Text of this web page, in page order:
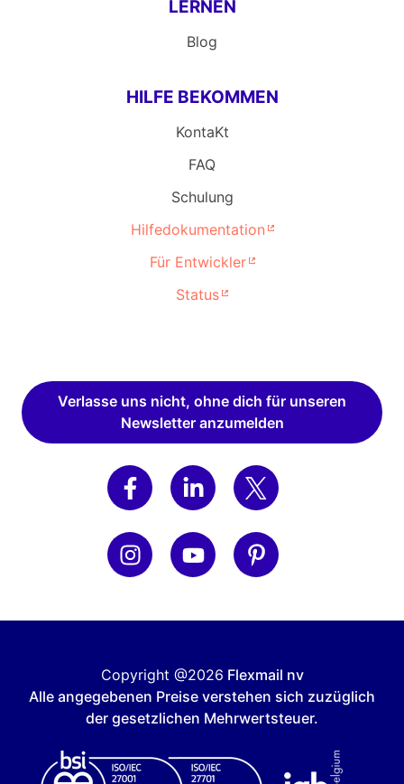
LERNEN
Blog
HILFE BEKOMMEN
KontaKt
FAQ
Schulung
Hilfedokumentation
Für Entwickler
Status
Verlasse uns nicht, ohne dich für unseren
Newsletter anzumelden
Copyright @2026 Flexmail nv
Alle angegebenen Preise verstehen sich zuzüglich
der gesetzlichen Mehrwertsteuer.